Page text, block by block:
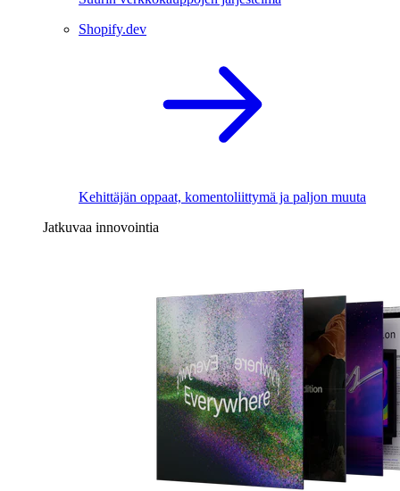
Shopify.dev
Kehittäjän oppaat, komentoliittymä ja paljon muuta
Jatkuvaa innovointia